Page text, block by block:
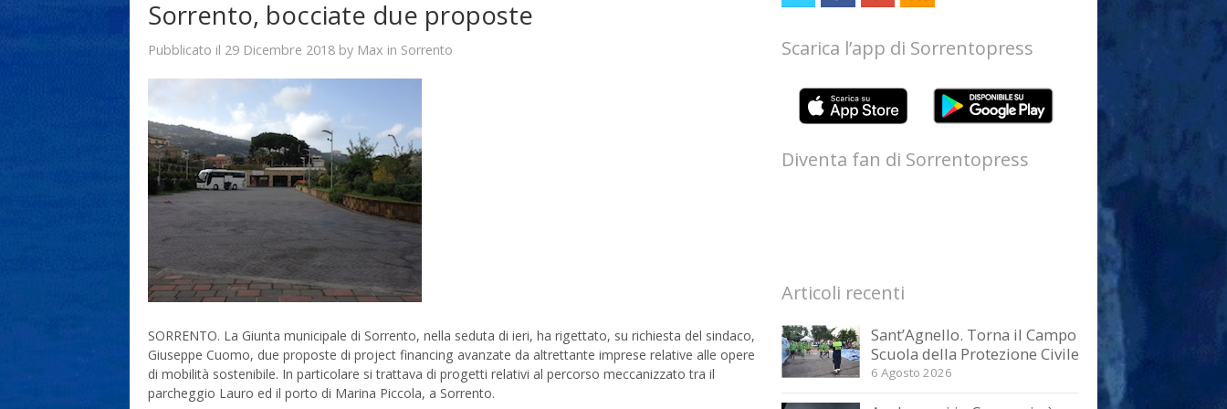
Sorrento, bocciate due proposte
Pubblicato il 29 Dicembre 2018 by Max in Sorrento
SORRENTO. La Giunta municipale di Sorrento, nella seduta di ieri, ha rigettato, su richiesta del sindaco,
Giuseppe Cuomo, due proposte di project financing avanzate da altrettante imprese relative alle opere
di mobilità sostenibile. In particolare si trattava di progetti relativi al percorso meccanizzato tra il
parcheggio Lauro ed il porto di Marina Piccola, a Sorrento.
Scarica l’app di Sorrentopress
Diventa fan di Sorrentopress
Articoli recenti
Sant’Agnello. Torna il Campo
Scuola della Protezione Civile
6 Agosto 2026